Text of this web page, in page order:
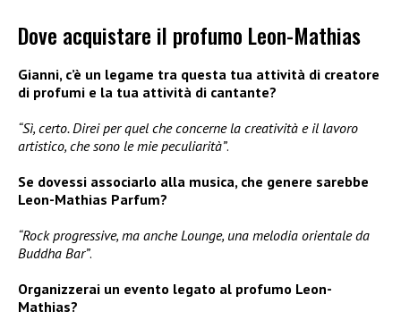
Dove acquistare il profumo Leon-Mathias
Gianni, c’è un legame tra questa tua attività di creatore
di profumi e la tua attività di cantante?
“Sì, certo. Direi per quel che concerne la creatività e il lavoro
artistico, che sono le mie peculiarità”.
Se dovessi associarlo alla musica, che genere sarebbe
Leon-Mathias Parfum?
“Rock progressive, ma anche Lounge, una melodia orientale da
Buddha Bar”.
Organizzerai un evento legato al profumo Leon-
Mathias?